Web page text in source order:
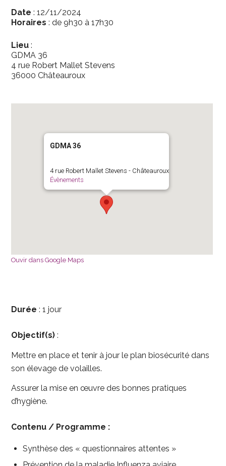
Date :12/11/2024
Horaires :de 9h30 à17h30
Lieu :
GDMA 36
4 rue Robert Mallet Stevens
36000 Châteauroux
GDMA 36
4 rue Robert Mallet Stevens - Châteauroux
Évènements
Ouvir dans Google Maps
Durée : 1 jour
Objectif(s) :
Mettre en place et tenir à jour le plan biosécurité dans
son élevage de volailles.
Assurer la mise en œuvre des bonnes pratiques
d’hygiène.
Contenu / Programme :
Synthèse des « questionnaires attentes »